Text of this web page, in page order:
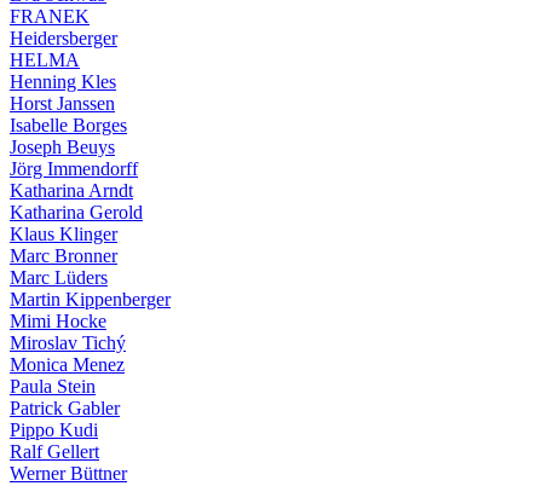
FRANEK
Heidersberger
HELMA
Henning Kles
Horst Janssen
Isabelle Borges
Joseph Beuys
Jörg Immendorff
Katharina Arndt
Katharina Gerold
Klaus Klinger
Marc Bronner
Marc Lüders
Martin Kippenberger
Mimi Hocke
Miroslav Tichý
Monica Menez
Paula Stein
Patrick Gabler
Pippo Kudi
Ralf Gellert
Werner Büttner